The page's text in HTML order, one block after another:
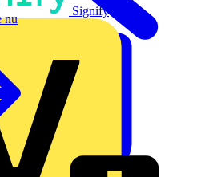
Signify
nu